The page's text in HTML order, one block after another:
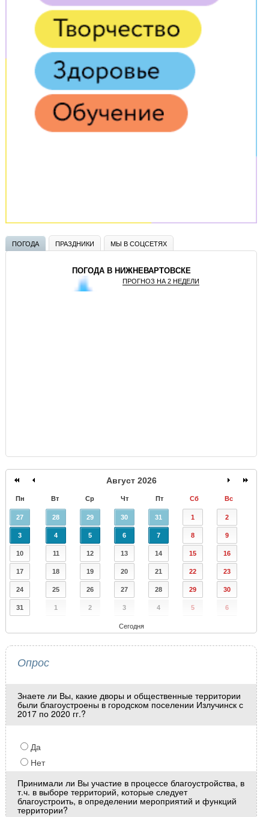
ПОГОДА ПРАЗДНИКИ МЫ В СОЦСЕТЯХ
ПОГОДА В НИЖНЕВАРТОВСКЕ
ПРОГНОЗ НА 2 НЕДЕЛИ
Август 2026
Пн Вт Ср Чт Пт Сб Вс
27 28 29 30 31 1 2
3 4 5 6 7 8 9
10 11 12 13 14 15 16
17 18 19 20 21 22 23
24 25 26 27 28 29 30
31 1 2 3 4 5 6
Сегодня
Опрос
Знаете ли Вы, какие дворы и общественные территории
были благоустроены в городском поселении Излучинск с
2017 по 2020 гг.?
Да
Нет
Принимали ли Вы участие в процессе благоустройства, в
т.ч. в выборе территорий, которые следует
благоустроить, в определении мероприятий и функций
территории?